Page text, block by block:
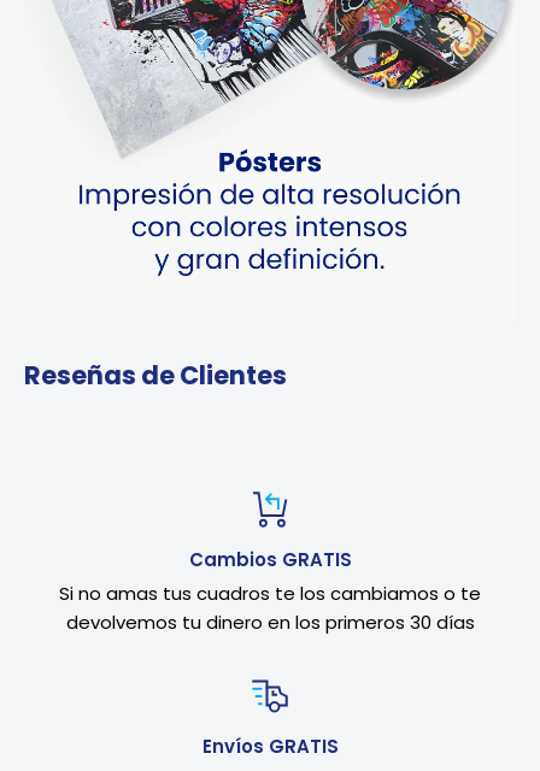
Reseñas de Clientes
Cambios GRATIS
Si no amas tus cuadros te los cambiamos o te
devolvemos tu dinero en los primeros 30 días
Envíos GRATIS